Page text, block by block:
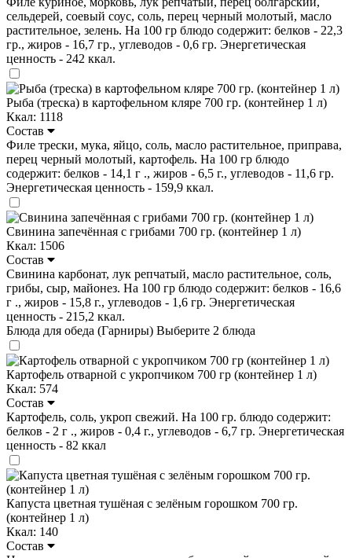
сельдерей, соевый соус, соль, перец черный молотый, масло
растительное, зелень. На 100 гр блюдо содержит: белков - 22,3
гр., жиров - 16,7 гр., углеводов - 0,6 гр. Энергетическая
ценность - 242 ккал.
Рыба (треска) в картофельном кляре 700 гр. (контейнер 1 л)
Ккал: 1118
Состав
Филе трески, мука, яйцо, соль, масло растительное, приправа,
перец черный молотый, картофель. На 100 гр блюдо
содержит: белков - 14,1 г ., жиров - 6,5 г., углеводов - 11,6 гр.
Энергетическая ценность - 159,9 ккал.
Свинина запечённая с грибами 700 гр. (контейнер 1 л)
Ккал: 1506
Состав
Свинина карбонат, лук репчатый, масло растительное, соль,
грибы, сыр, майонез. На 100 гр блюдо содержит: белков - 16,6
г ., жиров - 15,8 г., углеводов - 1,6 гр. Энергетическая
ценность - 215,2 ккал.
Блюда для обеда (Гарниры) Выберите 2 блюда
Картофель отварной с укропчиком 700 гр (контейнер 1 л)
Ккал: 574
Состав
Картофель, соль, укроп свежий. На 100 гр. блюдо содержит:
белков - 2 г ., жиров - 0,4 г., углеводов - 6,7 гр. Энергетическая
ценность - 82 ккал
Капуста цветная тушёная с зелёным горошком 700 гр.
(контейнер 1 л)
Ккал: 140
Состав